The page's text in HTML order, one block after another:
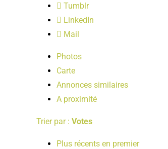
Tumblr
LinkedIn
Mail
Photos
Carte
Annonces similaires
A proximité
Trier par : Votes
Plus récents en premier